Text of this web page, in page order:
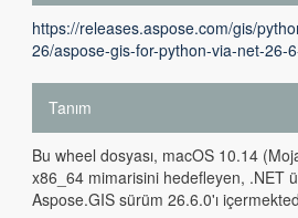
https://releases.aspose.com/gis/
26/aspose-gis-for-python-via-net-26-
Tanım
Bu wheel dosyası, macOS 10.14
x86_64 mimarisini hedefleyen, .NET
Aspose.GIS sürüm 26.6.0'ı